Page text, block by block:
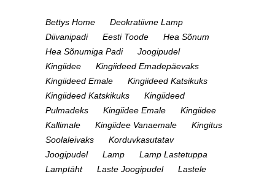
Bettys Home
Deokratiivne Lamp
Diivanipadi
Eesti Toode
Hea Sõnum
Hea Sõnumiga Padi
Joogipudel
Kingiidee
Kingiideed Emadepäevaks
Kingiideed Emale
Kingiideed Katsikuks
Kingiideed Katskikuks
Kingiideed
Pulmadeks
Kingiidee Emale
Kingiidee
Kallimale
Kingiidee Vanaemale
Kingitus
Soolaleivaks
Korduvkasutatav
Joogipudel
Lamp
Lamp Lastetuppa
Lamptäht
Laste Joogipudel
Lastele